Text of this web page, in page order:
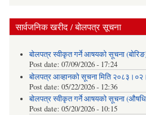
सार्वजनिक खरीद / बोलपत्र सूचना
बोलपत्र स्वीकृत गर्ने आषयको सूचना
Post date: 07/09/2026 - 17:24
बोलपत्र आव्हानको सूचना मिति
Post date: 05/22/2026 - 12:36
बोलपत्र स्वीकृत गर्ने आषयको सूचना
Post date: 05/20/2026 - 10:15